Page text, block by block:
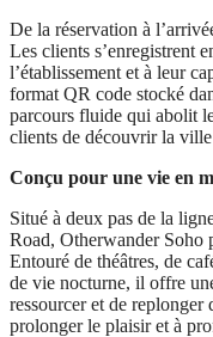
De la réservation à
Les clients s’enregistrent
l’établissement et à leur
format QR code stocké
parcours fluide qui abolit
clients de découvrir la
Conçu pour une vie en
Situé à deux pas de la
Road, Otherwander Soho
Entouré de théâtres, de
de vie nocturne, il offre
ressourcer et de
prolonger le plaisir et à